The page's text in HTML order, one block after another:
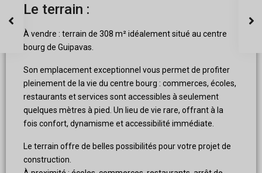
Le terrain :
À vendre : terrain de 308 m² idéalement situé au centre
bourg de Guipavas.
Son emplacement exceptionnel vous permet de profiter
pleinement de la vie du centre bourg : commerces, écoles,
restaurants et services sont accessibles à seulement
quelques mètres à pied. Un lieu de vie rare, offrant à la
fois confort, dynamisme et accessibilité immédiate.
Le terrain offre de belles possibilités pour votre projet de
construction.